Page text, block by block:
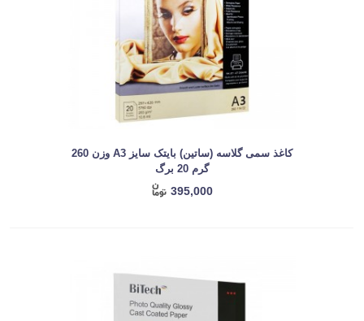
کاغذ سمی گلاسه (ساتین) بایتک سایز A3 وزن 260
گرم 20 برگ
395,000